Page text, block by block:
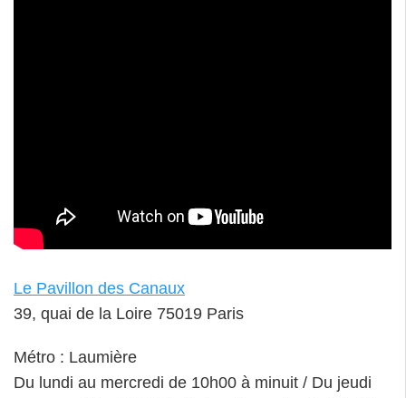
Le Pavillon des Canaux
39, quai de la Loire 75019 Paris
Métro : Laumière
Du lundi au mercredi de 10h00 à minuit / Du jeudi